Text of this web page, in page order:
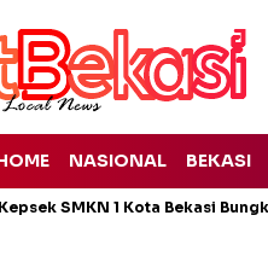
NASIONAL BEKASI
SMKN 1 Kota Bekasi